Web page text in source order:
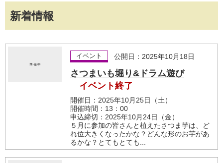
新着情報
イベント 公開日：2025年10月18日
さつまいも堀り&ドラム遊び
イベント終了
開催日：2025年10月25日（土）
開催時間：13：00
申込締切：2025年10月24日（金）
５月に参加の皆さんと植えたさつま芋は、ど
れ位大きくなったかな？どんな形のお芋があ
るかな？とてもとても...